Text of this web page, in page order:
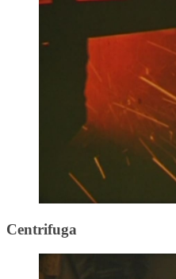
Centrifuga